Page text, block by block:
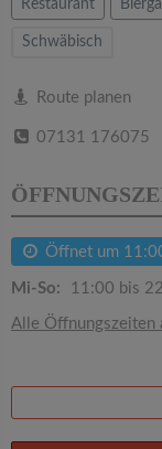
Restaurant
Schwäbisch
Route planen
07131 176075
Öffnet um
Mi-So: 11:00 bis
Alle Öffnungszeiten
t
i